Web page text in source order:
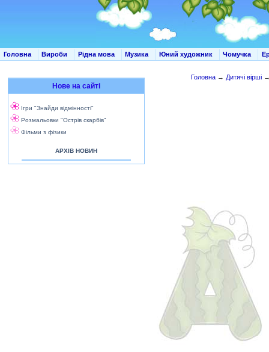
Головна Вироби Рідна мова Музика Юний художник Чомучка
Нове на сайті
Ігри "Знайди відмінності"
Розмальовки "Острів скарбів"
Фільми з фізики
АРХІВ НОВИН
Головна→ Дитячі вірші